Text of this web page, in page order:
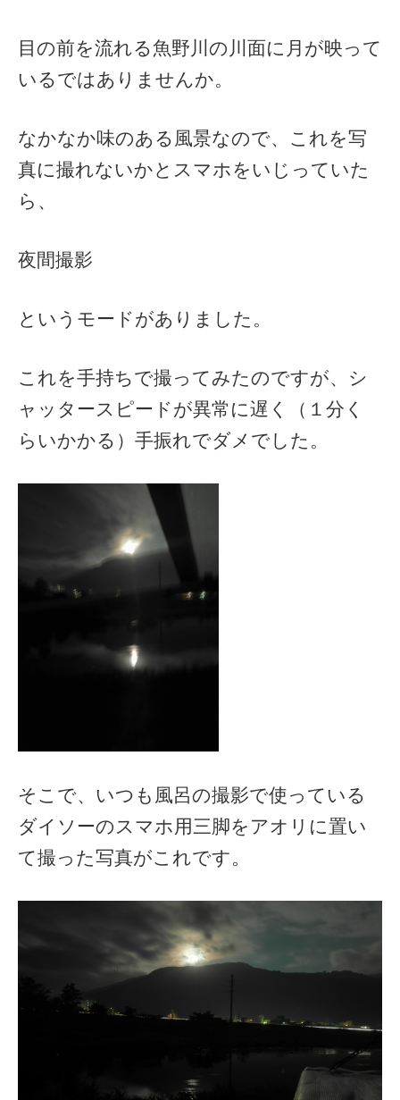
目の前を流れる魚野川の川面に月が映って
いるではありませんか。
なかなか味のある風景なので、これを写
真に撮れないかとスマホをいじっていた
ら、
夜間撮影
というモードがありました。
これを手持ちで撮ってみたのですが、シ
ャッタースピードが異常に遅く（１分く
らいかかる）手振れでダメでした。
そこで、いつも風呂の撮影で使っている
ダイソーのスマホ用三脚をアオリに置い
て撮った写真がこれです。